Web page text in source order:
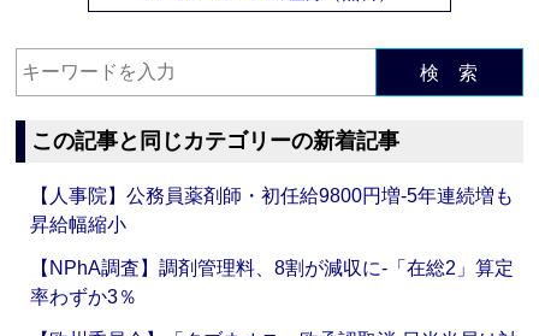
検 索
この記事と同じカテゴリーの新着記事
【人事院】公務員薬剤師・初任給9800円増‐5年連続増も
昇給幅縮小
【NPhA調査】調剤管理料、8割が減収に‐「在総2」算定
率わずか3％